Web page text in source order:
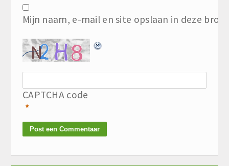
Mijn naam, e-mail en site opslaan in deze
CAPTCHA code
*